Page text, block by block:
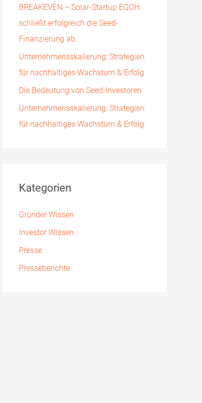
h
:
BREAKEVEN – Solar-Startup EQOH
schließt erfolgreich die Seed-
Finanzierung ab.
Unternehmensskalierung: Strategien
für nachhaltiges Wachstum & Erfolg
Die Bedeutung von Seed-Investoren
Unternehmensskalierung: Strategien
für nachhaltiges Wachstum & Erfolg
Kategorien
Gründer Wissen
Investor Wissen
Presse
Presseberichte